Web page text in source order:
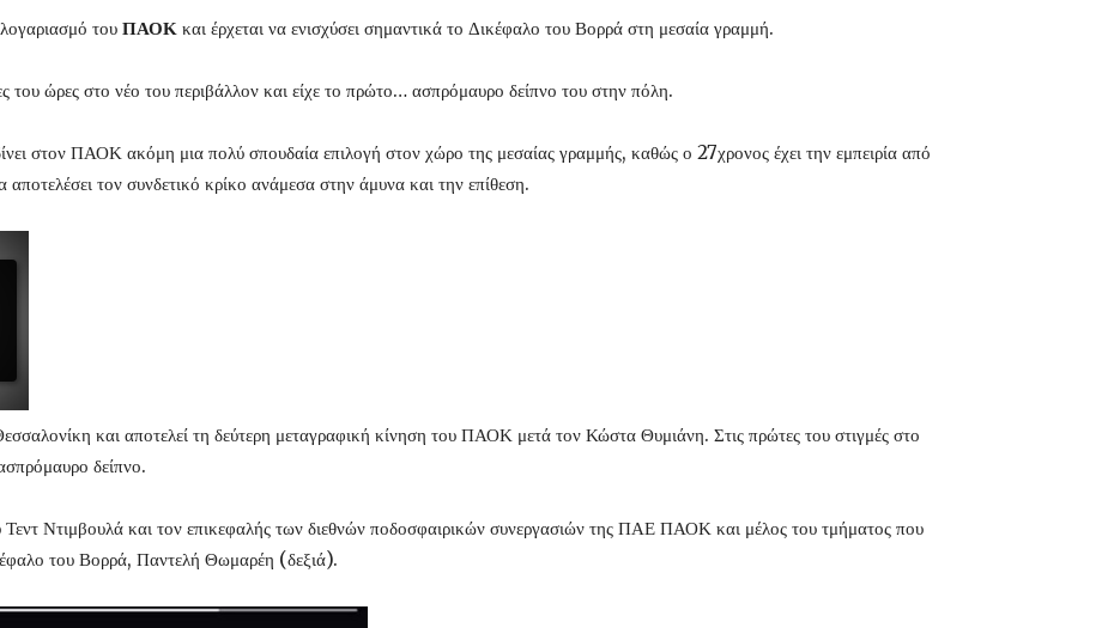
του ΠΑΟΚ και έρχεται να ενισχύσει σημαντικά το Δικέφαλο του Βορρά στη μεσαία γραμμή.
του ώρες στο νέο του περιβάλλον και είχε το πρώτο… ασπρόμαυρο δείπνο του στην πόλη.
στον ΠΑΟΚ ακόμη μια πολύ σπουδαία επιλογή στον χώρο της μεσαίας γραμμής, καθώς ο 27χρονος έχει την εμπειρία από
τον συνδετικό κρίκο ανάμεσα στην άμυνα και την επίθεση.
και αποτελεί τη δεύτερη μεταγραφική κίνηση του ΠΑΟΚ μετά τον Κώστα Θυμιάνη. Στις πρώτες του στιγμές στο
δείπνο.
Ντιμβουλά και τον επικεφαλής των διεθνών ποδοσφαιρικών συνεργασιών της ΠΑΕ ΠΑΟΚ και μέλος του τμήματος που
του Βορρά, Παντελή Θωμαρέη (δεξιά).